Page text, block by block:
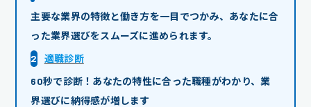
主要な業界の特徴と働き方を一目でつかみ、あなたに合
った業界選びをスムーズに進められます。
2
適職診断
60秒で診断！あなたの特性に合った職種がわかり、業
界選びに納得感が増します